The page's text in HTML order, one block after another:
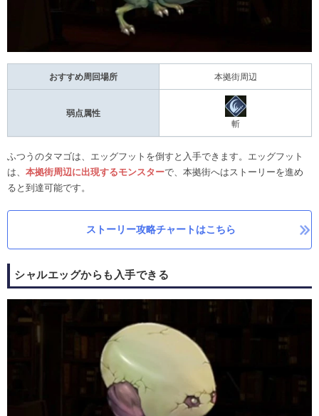
おすすめ周回場所 本拠街周辺
弱点属性
斬
ふつうのタマゴは、エッグフットを倒すと入手できます。エッグフット
は、 本拠街周辺に出現するモンスターで、本拠街へはストーリーを進め
ると到達可能です。
ストーリー攻略チャートはこちら
シャルエッグからも入手できる